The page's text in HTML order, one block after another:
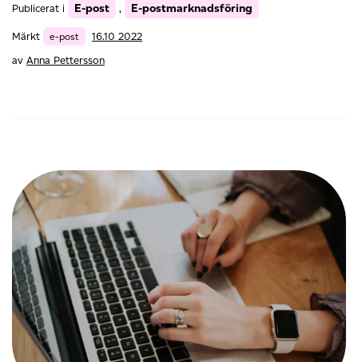
framför
e-
post
Publicerat i E-post , E-postmarknadsföring
Märkt e-post
16.10 2022
av Anna Pettersson